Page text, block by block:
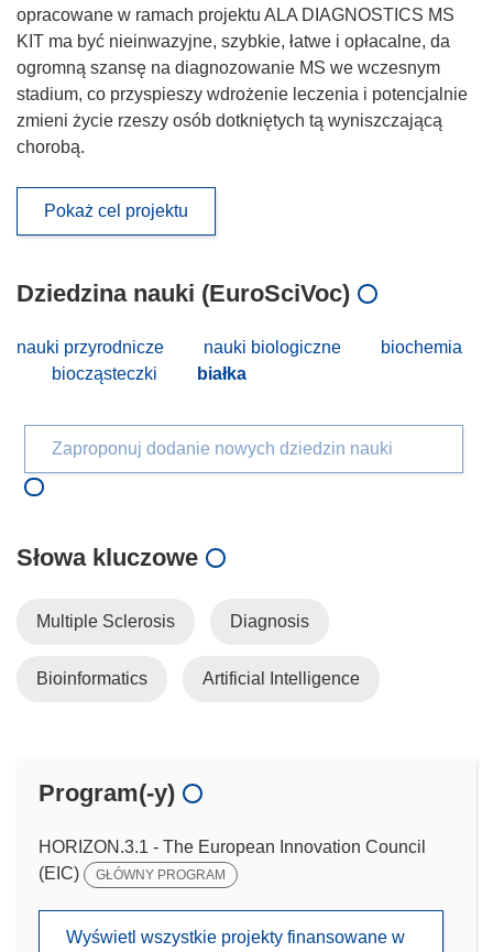
opracowane w ramach projektu ALA DIAGNOSTICS MS
KIT ma być nieinwazyjne, szybkie, łatwe i opłacalne, da
ogromną szansę na diagnozowanie MS we wczesnym
stadium, co przyspieszy wdrożenie leczenia i potencjalnie
zmieni życie rzeszy osób dotkniętych tą wyniszczającą
chorobą.
Pokaż cel projektu
Dziedzina nauki (EuroSciVoc)
nauki przyrodnicze nauki biologiczne
biochemia
biocząsteczki
białka
Zaproponuj dodanie nowych dziedzin nauki
Słowa kluczowe
Multiple Sclerosis Diagnosis
Bioinformatics Artificial Intelligence
Program(-y)
HORIZON.3.1 - The European Innovation Council
(EIC)
GŁÓWNY PROGRAM
Wyświetl wszystkie projekty finansowane w